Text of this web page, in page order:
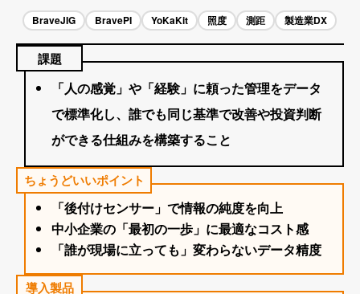
BraveJIG BravePI YoKaKit 照度 測距 製造業DX
課題
「人の感覚」や「経験」に頼った管理をデータ
で標準化し、誰でも同じ基準で改善や投資判断
ができる仕組みを構築すること
ちょうどいいポイント
「後付けセンサー」で情報の純度を向上
中小企業の「最初の一歩」に最適なコスト感
「誰が現場に立っても」変わらないデータ精度
導入製品